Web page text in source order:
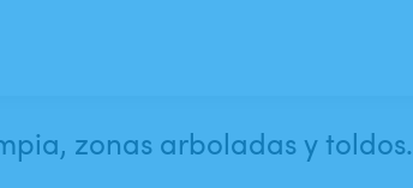
zonas arboladas y toldos.